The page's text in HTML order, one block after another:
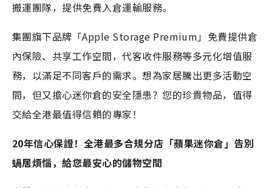
搬運團隊，提供免費入倉運輸服務。
集團旗下品牌「Apple Storage Premium」免費提供倉
內保險、共享工作空間，代客收件服務等多元化增值服
務，以滿足不同客戶的需求。想為家居騰出更多活動空
間，但又擔心迷你倉的安全隱患？您的珍貴物品，值得
交給全港最值得信賴的專家！
20年信心保證！全港最多合規分店「蘋果迷你倉」告別
蝸居煩惱，給您最安心的儲物空間